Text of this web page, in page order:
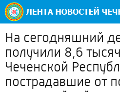
На сегодняшний
получили 8,6
Чеченской
пострадавшие от